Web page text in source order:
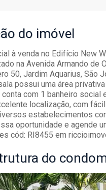
do imóvel
à venda no Edifício New
na Avenida Armando de
50, Jardim Aquarius, São
possui uma área privativa
com 1 banheiro social
localização, com
estabelecimentos
oportunidade e agende
cód: RI8455 em
do